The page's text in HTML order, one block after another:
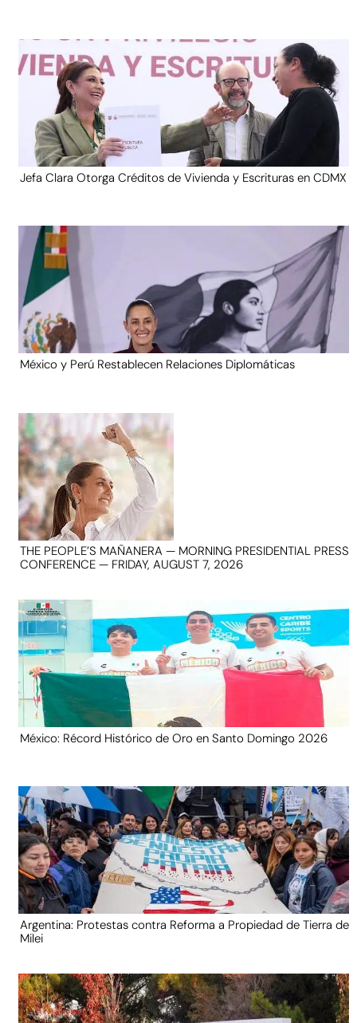
Jefa Clara Otorga Créditos de Vivienda y Escrituras en CDMX
México y Perú Restablecen Relaciones Diplomáticas
THE PEOPLE’S MAÑANERA — MORNING PRESIDENTIAL PRESS
CONFERENCE — FRIDAY, AUGUST 7, 2026
México: Récord Histórico de Oro en Santo Domingo 2026
Argentina: Protestas contra Reforma a Propiedad de Tierra de
Milei